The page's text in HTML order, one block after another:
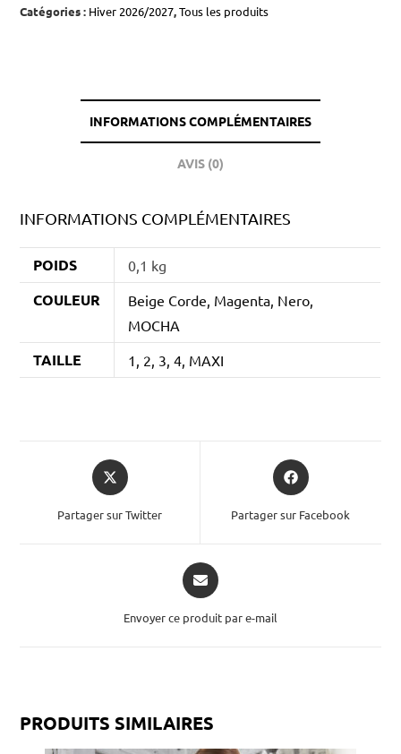
Catégories : Hiver 2026/2027,Tous les produits
INFORMATIONS COMPLÉMENTAIRES
AVIS (0)
INFORMATIONS COMPLÉMENTAIRES
POIDS 0,1 kg
COULEUR
Beige Corde, Magenta, Nero,
MOCHA
TAILLE 1, 2, 3, 4, MAXI
Partager sur Twitter Partager sur Facebook
Envoyer ce produit par e-mail
PRODUITS SIMILAIRES